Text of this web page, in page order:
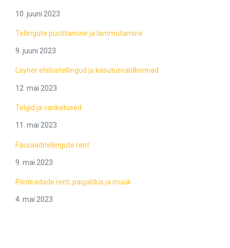
10. juuni 2023
Tellingute püstitamine ja lammutamine
9. juuni 2023
Layher ehitustellingud ja kasutusvaldkonnad
12. mai 2023
Telgid ja varikatused
11. mai 2023
Fassaaditellingute rent
9. mai 2023
Piirdeadade rent, paigaldus ja müük
4. mai 2023